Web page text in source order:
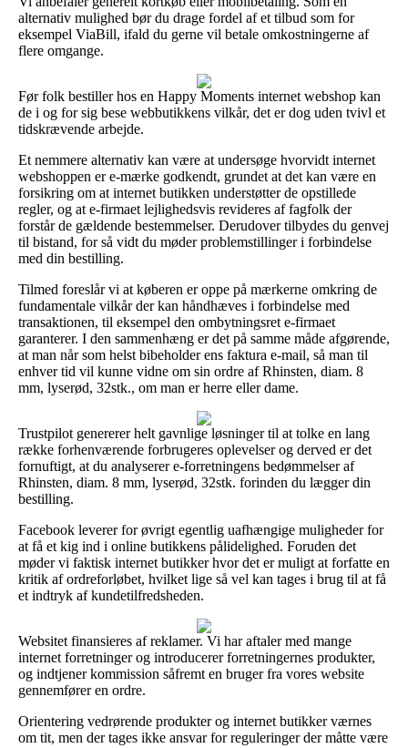
alternativ mulighed bør du drage fordel af et tilbud som for
eksempel ViaBill, ifald du gerne vil betale omkostningerne af
flere omgange.
Før folk bestiller hos en Happy Moments internet webshop kan
de i og for sig bese webbutikkens vilkår, det er dog uden tvivl et
tidskrævende arbejde.
Et nemmere alternativ kan være at undersøge hvorvidt internet
webshoppen er e-mærke godkendt, grundet at det kan være en
forsikring om at internet butikken understøtter de opstillede
regler, og at e-firmaet lejlighedsvis revideres af fagfolk der
forstår de gældende bestemmelser. Derudover tilbydes du genvej
til bistand, for så vidt du møder problemstillinger i forbindelse
med din bestilling.
Tilmed foreslår vi at køberen er oppe på mærkerne omkring de
fundamentale vilkår der kan håndhæves i forbindelse med
transaktionen, til eksempel den ombytningsret e-firmaet
garanterer. I den sammenhæng er det på samme måde afgørende,
at man når som helst bibeholder ens faktura e-mail, så man til
enhver tid vil kunne vidne om sin ordre af Rhinsten, diam. 8
mm, lyserød, 32stk., om man er herre eller dame.
Trustpilot genererer helt gavnlige løsninger til at tolke en lang
række forhenværende forbrugeres oplevelser og derved er det
fornuftigt, at du analyserer e-forretningens bedømmelser af
Rhinsten, diam. 8 mm, lyserød, 32stk. forinden du lægger din
bestilling.
Facebook leverer for øvrigt egentlig uafhængige muligheder for
at få et kig ind i online butikkens pålidelighed. Foruden det
møder vi faktisk internet butikker hvor det er muligt at forfatte en
kritik af ordreforløbet, hvilket lige så vel kan tages i brug til at få
et indtryk af kundetilfredsheden.
Websitet finansieres af reklamer. Vi har aftaler med mange
internet forretninger og introducerer forretningernes produkter,
og indtjener kommission såfremt en bruger fra vores website
gennemfører en ordre.
Orientering vedrørende produkter og internet butikker værnes
om tit, men der tages ikke ansvar for reguleringer der måtte være